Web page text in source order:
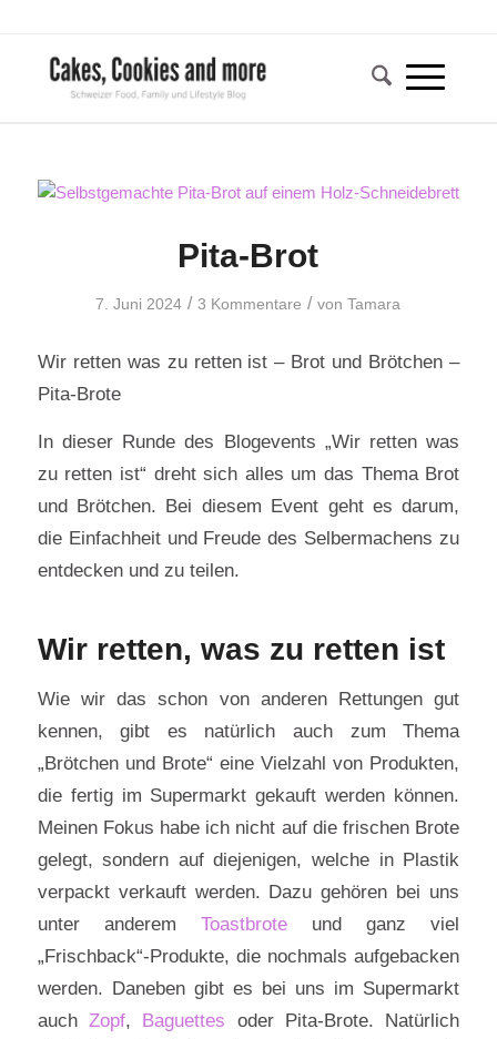
Pita-Brot
7. Juni 2024 / 3 Kommentare / vonTamara
Wir retten was zu retten ist – Brot und Brötchen –
Pita-Brote
In dieser Runde des Blogevents „Wir retten was
zu retten ist“ dreht sich alles um das Thema Brot
und Brötchen. Bei diesem Event geht es darum,
die Einfachheit und Freude des Selbermachens zu
entdecken und zu teilen.
Wir retten, was zu retten ist
Wie wir das schon von anderen Rettungen gut
kennen, gibt es natürlich auch zum Thema
„Brötchen und Brote“ eine Vielzahl von Produkten,
die fertig im Supermarkt gekauft werden können.
Meinen Fokus habe ich nicht auf die frischen Brote
gelegt, sondern auf diejenigen, welche in Plastik
verpackt verkauft werden. Dazu gehören bei uns
unter anderem Toastbroteund ganz viel
„Frischback“-Produkte, die nochmals aufgebacken
werden. Daneben gibt es bei uns im Supermarkt
auch Zopf, Baguettes oder Pita-Brote. Natürlich